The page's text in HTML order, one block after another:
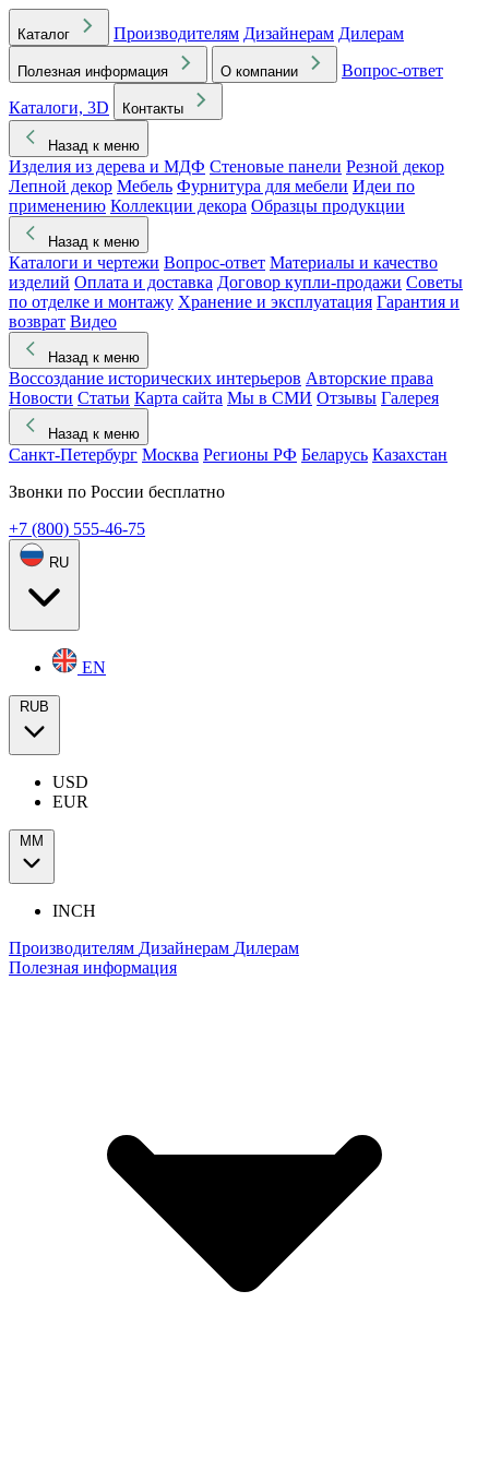
Каталог Производителям Дизайнерам Дилерам
Полезная информация О компании
Вопрос-ответ
Каталоги, 3D
Контакты
Назад к меню
Изделия из дерева и МДФ Стеновые панели Резной декор
Лепной декор Мебель Фурнитура для мебели Идеи по
применению Коллекции декора Образцы продукции
Назад к меню
Каталоги и чертежи Вопрос-ответ Материалы и качество
изделий Оплата и доставка Договор купли-продажи Советы
по отделке и монтажу Хранение и эксплуатация Гарантия и
возврат Видео
Назад к меню
Воссоздание исторических интерьеров Авторские права
Новости Статьи Карта сайта Мы в СМИ Отзывы Галерея
Назад к меню
Санкт-Петербург Москва Регионы РФ Беларусь Казахстан
Звонки по России бесплатно
+7 (800) 555-46-75
RU
EN
RUB
USD
EUR
ММ
INCH
Производителям Дизайнерам Дилерам
Полезная информация